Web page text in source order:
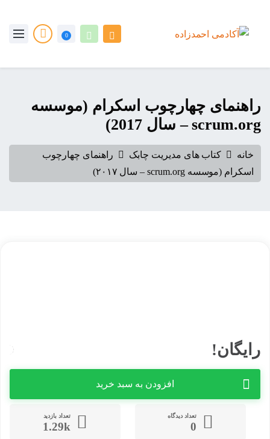
0
راهنمای چهارچوب اسکرام (موسسه
scrum.org – سال 2017)
خانه کتاب های مدیریت چابک
راهنمای چهارچوب
اسکرام (موسسه scrum.org – سال ۲۰۱۷)
رایگان!
افزودن به سبد خرید
تعداد دیدگاه
0
تعداد بازدید
1.29k